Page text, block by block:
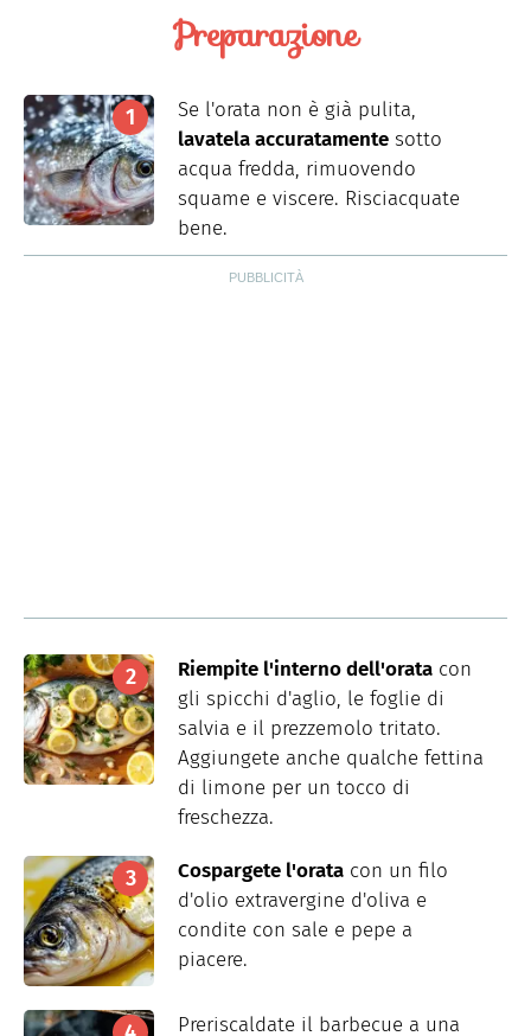
Preparazione
Se l'orata non è già pulita,
lavatela accuratamente sotto
acqua fredda, rimuovendo
squame e viscere. Risciacquate
bene.
Riempite l'interno dell'orata con
gli spicchi d'aglio, le foglie di
salvia e il prezzemolo tritato.
Aggiungete anche qualche fettina
di limone per un tocco di
freschezza.
Cospargete l'orata con un filo
d'olio extravergine d'oliva e
condite con sale e pepe a
piacere.
Preriscaldate il barbecue a una